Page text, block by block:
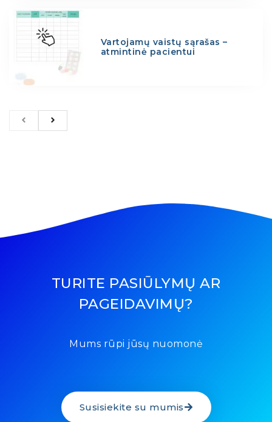
Vartojamų vaistų sąrašas –
atmintinė pacientui
TURITE PASIŪLYMŲ AR
PAGEIDAVIMŲ?
Mums rūpi jūsų nuomonė
Susisiekite su mumis